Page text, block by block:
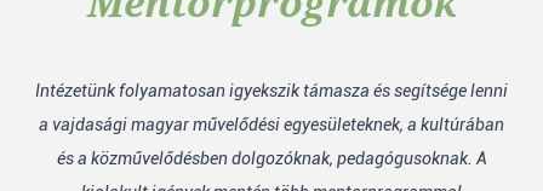
Intézetünk folyamatosan igyekszik támasza és segítsége lenni
a vajdasági magyar művelődési egyesületeknek, a kultúrában
és a közművelődésben dolgozóknak, pedagógusoknak. A